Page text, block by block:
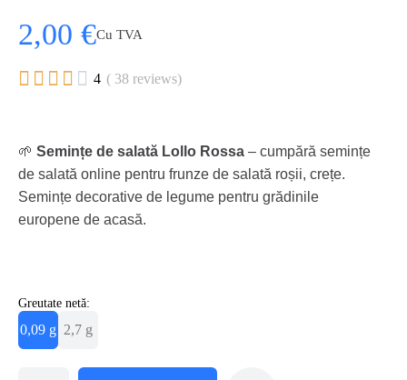
2,00 €Cu TVA
     4 ( 38 reviews)
🌱 Semințe de salată Lollo Rossa – cumpără semințe
de salată online pentru frunze de salată roșii, crețe.
Semințe decorative de legume pentru grădinile
europene de acasă.
Greutate netă:
0,09 g 2,7 g